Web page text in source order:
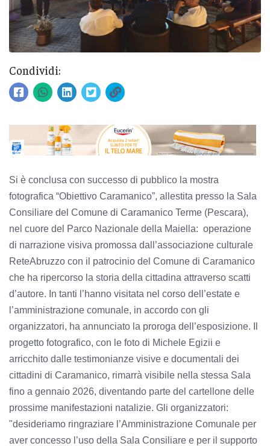
Condividi:
Si è conclusa con successo di pubblico la mostra
fotografica “Obiettivo Caramanico”, allestita presso la Sala
Consiliare del Comune di Caramanico Terme (Pescara),
nel cuore del Parco Nazionale della Maiella: operazione
di narrazione visiva promossa dall’associazione culturale
ReteAbruzzo con il patrocinio del Comune di Caramanico
che ha ripercorso la storia della cittadina attraverso scatti
d’autore. In tanti l’hanno visitata nel corso dell’estate e
l’amministrazione comunale, in accordo con gli
organizzatori, ha annunciato la proroga dell’esposizione. Il
progetto fotografico, con le foto di Michele Egizii e
arricchito dalle testimonianze visive e documentali dei
cittadini di Caramanico, rimarrà visibile nella stessa Sala
fino a gennaio 2026, diventando parte del cartellone delle
prossime manifestazioni natalizie. Gli organizzatori:
"desideriamo ringraziare l’Amministrazione Comunale per
aver concesso l’uso della Sala Consiliare e per il supporto